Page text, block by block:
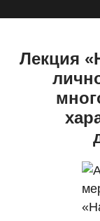
содержанию
Лекция